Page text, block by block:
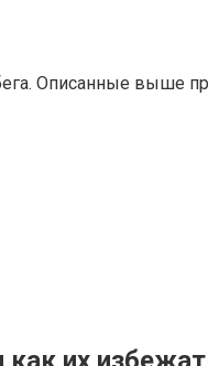
Описанные выше